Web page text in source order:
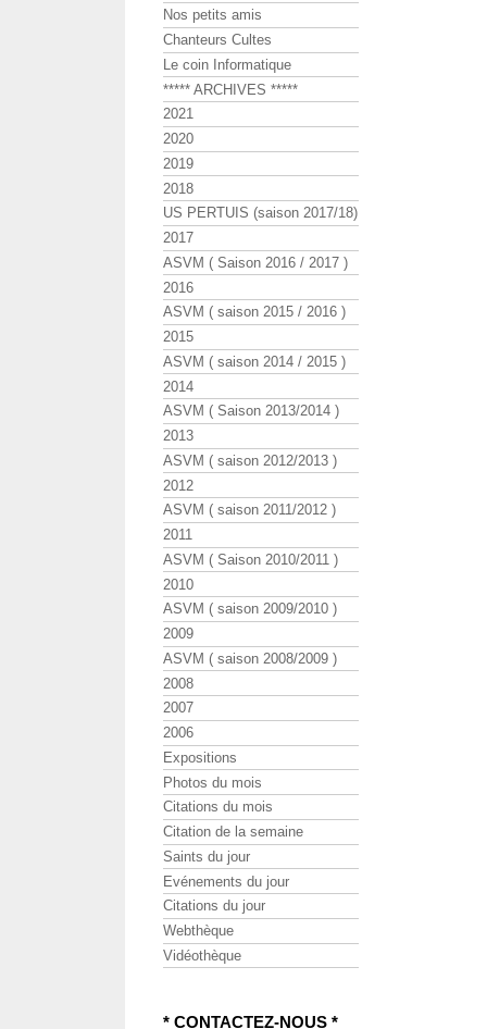
Nos petits amis
Chanteurs Cultes
Le coin Informatique
***** ARCHIVES *****
2021
2020
2019
2018
US PERTUIS (saison 2017/18)
2017
ASVM ( Saison 2016 / 2017 )
2016
ASVM ( saison 2015 / 2016 )
2015
ASVM ( saison 2014 / 2015 )
2014
ASVM ( Saison 2013/2014 )
2013
ASVM ( saison 2012/2013 )
2012
ASVM ( saison 2011/2012 )
2011
ASVM ( Saison 2010/2011 )
2010
ASVM ( saison 2009/2010 )
2009
ASVM ( saison 2008/2009 )
2008
2007
2006
Expositions
Photos du mois
Citations du mois
Citation de la semaine
Saints du jour
Evénements du jour
Citations du jour
Webthèque
Vidéothèque
* CONTACTEZ-NOUS *